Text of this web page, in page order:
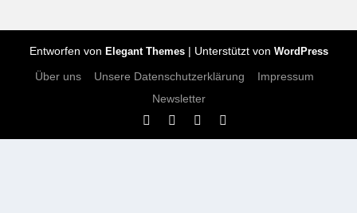
Entworfen von Elegant Themes| Unterstützt von WordPress
Über uns Unsere Datenschutzerklärung
Impressum
Newsletter